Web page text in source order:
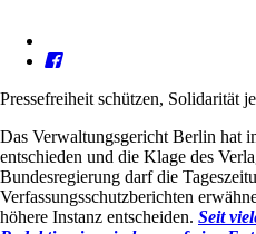
Pressefreiheit schützen, Solidarität
Das Verwaltungsgericht Berlin hat
entschieden und die Klage des
Bundesregierung darf die
Verfassungsschutzberichten
höhere Instanz entscheiden. Seit